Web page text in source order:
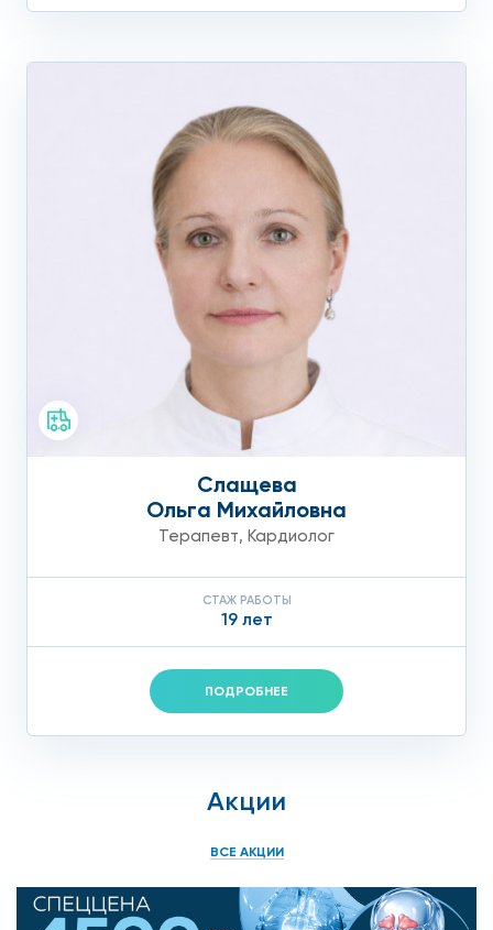
Слащева
Ольга Михайловна
Терапевт, Кардиолог
СТАЖ РАБОТЫ
19 лет
ПОДРОБНЕЕ
Акции
ВСЕ АКЦИИ